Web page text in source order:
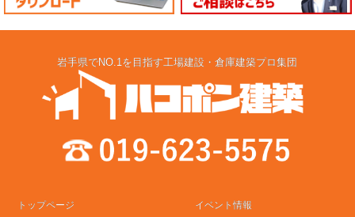
岩手県でNO.1を目指す工場建設・倉庫建築プロ集団
トップページ イベント情報